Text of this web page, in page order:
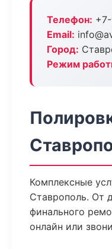
Телефон:
Email:
Город:
Режим
Комплексные
Ставрополь. От
финального
онлайн или